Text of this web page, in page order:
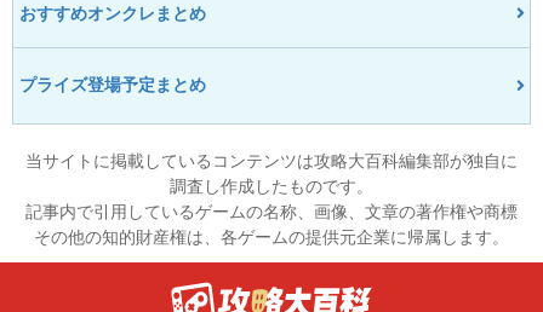
おすすめオンクレまとめ
プライズ登場予定まとめ
当サイトに掲載しているコンテンツは攻略大百科編集部が独自に
調査し作成したものです。
記事内で引用しているゲームの名称、画像、文章の著作権や商標
その他の知的財産権は、各ゲームの提供元企業に帰属します。